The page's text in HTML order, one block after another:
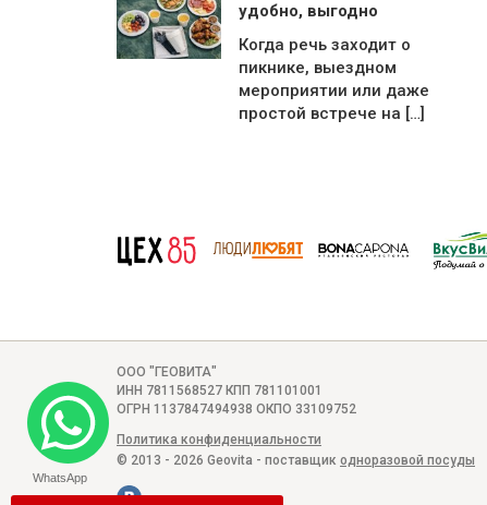
удобно, выгодно
Когда речь заходит о
пикнике, выездном
мероприятии или даже
простой встрече на […]
ООО "ГЕОВИТА"
ИНН 7811568527 КПП 781101001
ОГРН 1137847494938 ОКПО 33109752
Политика конфиденциальности
© 2013 - 2026 Geovita - поставщик одноразовой посуды
WhatsApp